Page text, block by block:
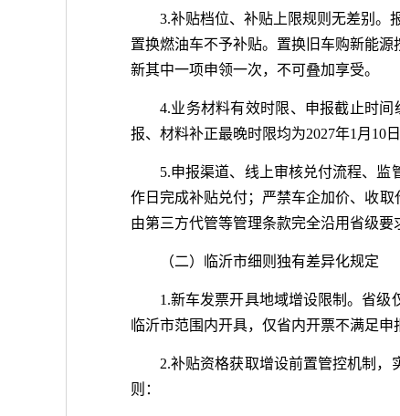
3.补贴档位、补贴上限规则无差别。
置换燃油车不予补贴。置换旧车购新能
新其中一项申领一次，不可叠加享受。
4.业务材料有效时限、申报截止时
报、材料补正最晚时限均为2027年1月10
5.申报渠道、线上审核兑付流程、
作日完成补贴兑付；严禁车企加价、收
由第三方代管等管理条款完全沿用省级要
（二）临沂市细则独有差异化规定
1.新车发票开具地域增设限制。省
临沂市范围内开具，仅省内开票不满足申
2.补贴资格获取增设前置管控机制
则：